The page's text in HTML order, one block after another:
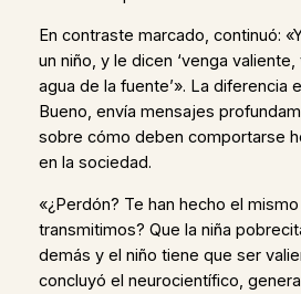
En contraste marcado, continuó:
un niño, y le dicen ‘venga
agua de la fuente’». La diferencia
Bueno, envía mensajes
sobre cómo deben comportarse
en la sociedad.
«¿Perdón? Te han hecho el
transmitimos? Que la niña
demás y el niño tiene que ser
concluyó el neurocientífico,